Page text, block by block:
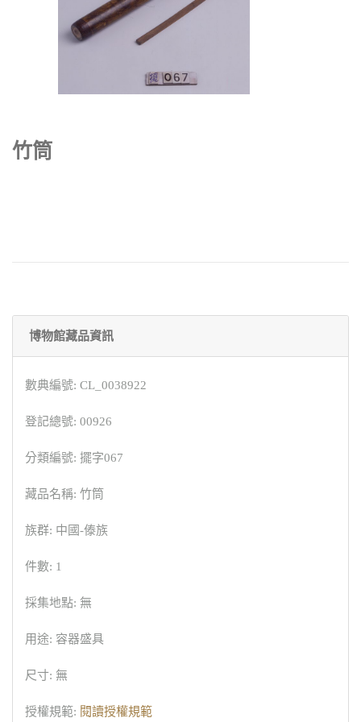
竹筒
博物館藏品資訊
數典編號: CL_0038922
登記總號: 00926
分類編號: 擺字067
藏品名稱: 竹筒
族群: 中國-傣族
件數: 1
採集地點: 無
用途: 容器盛具
尺寸: 無
授權規範: 閱讀授權規範